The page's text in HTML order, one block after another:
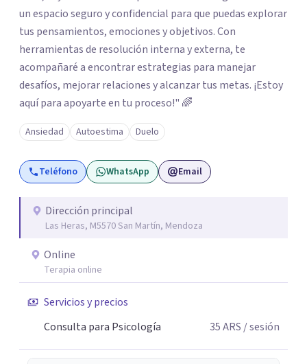
un espacio seguro y confidencial para que puedas explorar
tus pensamientos, emociones y objetivos. Con
herramientas de resolución interna y externa, te
acompañaré a encontrar estrategias para manejar
desafíos, mejorar relaciones y alcanzar tus metas. ¡Estoy
aquí para apoyarte en tu proceso!" 🌈
Ansiedad Autoestima Duelo
Teléfono WhatsApp Email
Dirección principal
Las Heras, M5570 San Martín, Mendoza
Online
Terapia online
Servicios y precios
Consulta para Psicología
35ARS / sesión